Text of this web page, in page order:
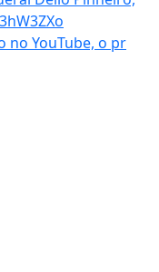
no YouTube, o pr